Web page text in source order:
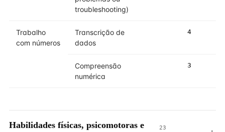
troubleshooting)
Trabalho
com números
Transcrição de
dados
4
Compreensão
numérica
3
Habilidades físicas, psicomotoras e
23